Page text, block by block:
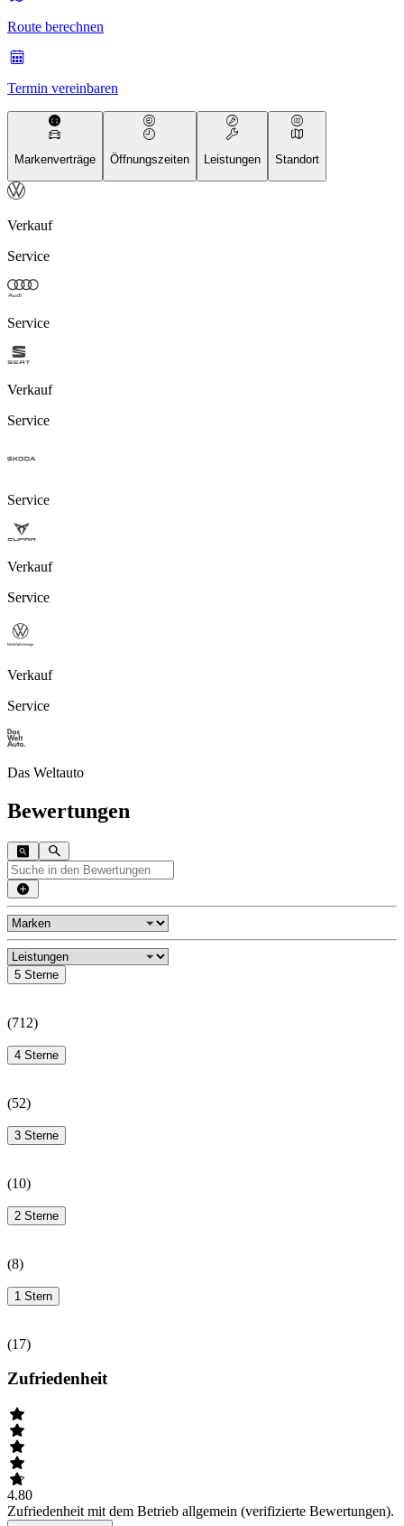
Route berechnen
Termin vereinbaren
Markenverträge Öffnungszeiten Leistungen Standort
Verkauf
Service
Service
Verkauf
Service
Service
Verkauf
Service
Verkauf
Service
Das Weltauto
Bewertungen
5 Sterne
(712)
4 Sterne
(52)
3 Sterne
(10)
2 Sterne
(8)
1 Stern
(17)
Zufriedenheit
4.80
Zufriedenheit mit dem Betrieb allgemein (verifizierte Bewertungen).